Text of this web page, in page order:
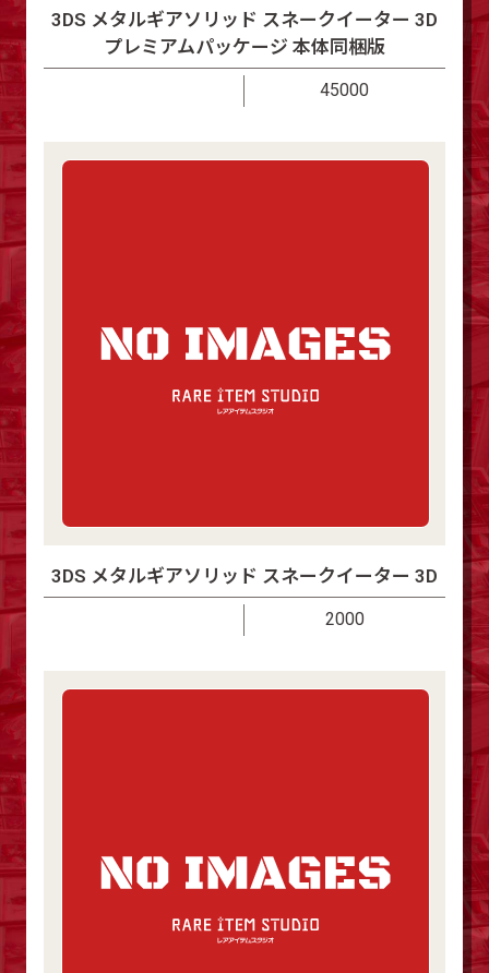
3DS メタルギアソリッド スネークイーター 3D
プレミアムパッケージ 本体同梱版
45000
3DS メタルギアソリッド スネークイーター 3D
2000